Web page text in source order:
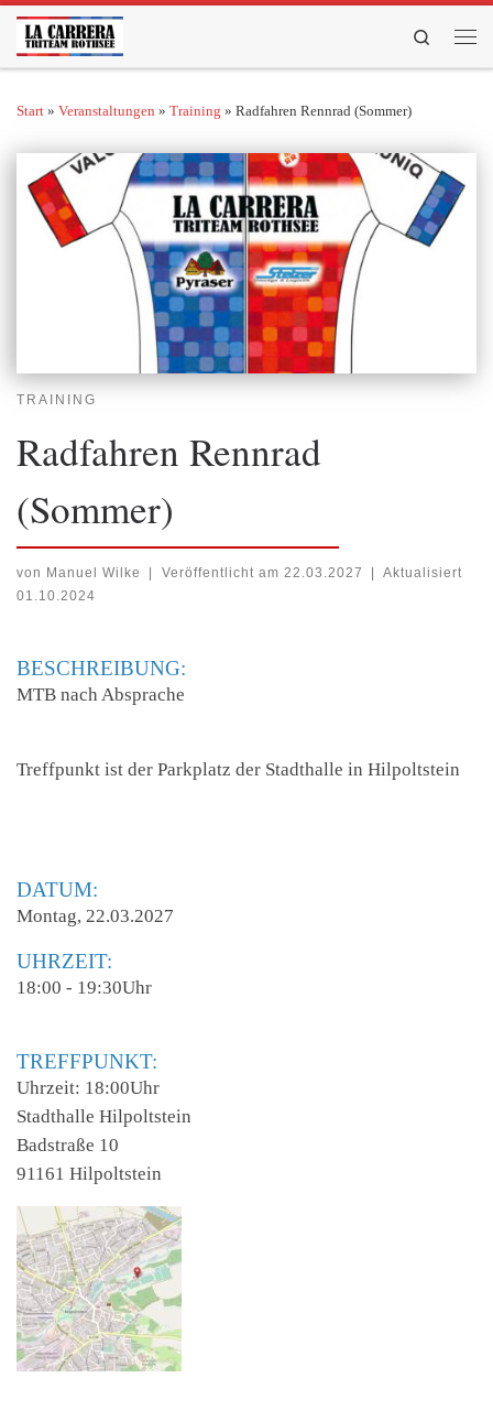
Zum Inhalt springen
Search
Start » Veranstaltungen » Training » Radfahren Rennrad (Sommer)
TRAINING
Radfahren Rennrad
(Sommer)
von Manuel Wilke Veröffentlicht am 22.03.2027
Aktualisiert
01.10.2024
BESCHREIBUNG:
MTB nach Absprache
Treffpunkt ist der Parkplatz der Stadthalle in Hilpoltstein
DATUM:
Montag, 22.03.2027
UHRZEIT:
18:00 - 19:30Uhr
TREFFPUNKT:
Uhrzeit: 18:00Uhr
Stadthalle Hilpoltstein
Badstraße 10
91161 Hilpoltstein